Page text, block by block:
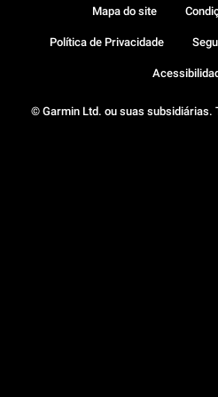
© Garmin Ltd. ou suas subsidiárias.
Mapa do site
Política de Privacidade